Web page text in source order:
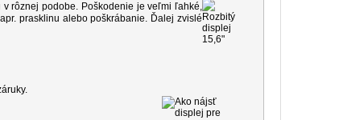
rôznej podobe. Poškodenie je veľmi ľahké,
prasklinu alebo poškrábanie. Ďalej zvislé